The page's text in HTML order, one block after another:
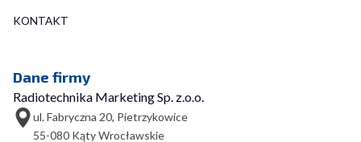
KONTAKT
Dane firmy
Radiotechnika Marketing Sp. z.o.o.
ul. Fabryczna 20, Pietrzykowice
55-080 Kąty Wrocławskie